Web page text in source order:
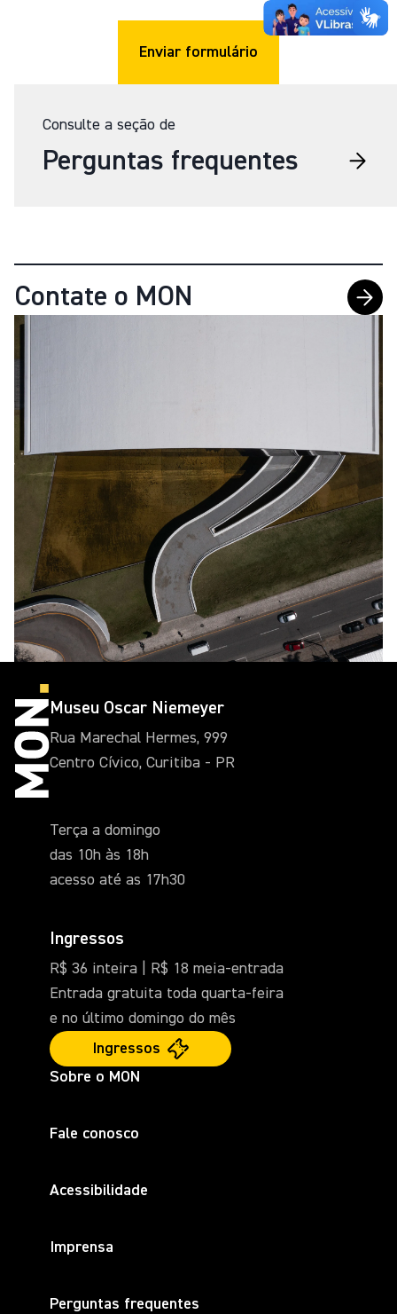
Enviar formulário
Consulte a seção de
Perguntas frequentes
Contate o MON
Museu Oscar Niemeyer
Rua Marechal Hermes, 999
Centro Cívico, Curitiba - PR
Terça a domingo
das 10h às 18h
acesso até as 17h30
Ingressos
R$ 36 inteira | R$ 18 meia-entrada
Entrada gratuita toda quarta-feira
e no último domingo do mês
Ingressos
Sobre o MON
Fale conosco
Acessibilidade
Imprensa
Perguntas frequentes